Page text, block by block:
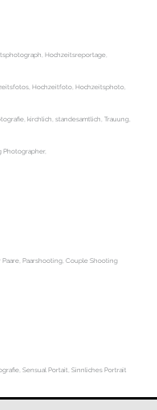
Hochzeitsreportage,
Hochzeitfoto, Hochzeitsphoto,
kirchlich, standesamtlich, Trauung,
Photographer,
Paarshooting, Couple Shooting
Sensual Portait, Sinnliches Portrait